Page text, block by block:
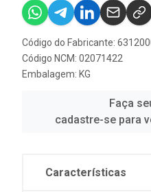
Código do Fabricante:
Código NCM: 02071422
Embalagem: KG
Faça
cadastre-se para
Características